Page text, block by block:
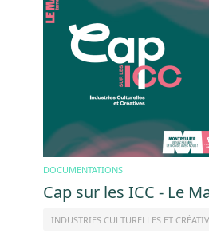
DOCUMENTATIONS
Cap sur les ICC - Le
INDUSTRIES CULTURELLES ET